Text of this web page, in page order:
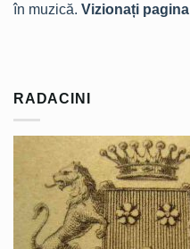
în muzică. Vizionați pagina
RADACINI